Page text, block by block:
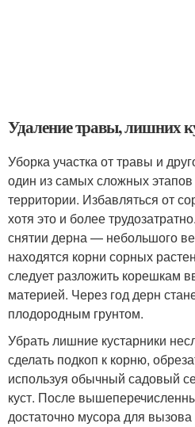
Удаление травы, лишних
Уборка участка от травы и
один из самых сложных
территории. Избавляться от
хотя это и более
снятии дерна — небольшого
находятся корни сорных
следует разложить корешкам
материей. Через год дерн
плодородным грунтом.
Убрать лишние кустарники
сделать подкоп к корню,
используя обычный садовый
куст. После
достаточно мусора для